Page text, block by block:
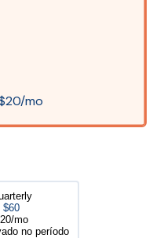
mo
$60
mo
no período